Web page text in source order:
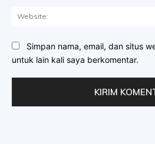
Simpan nama, email, dan situs
untuk lain kali saya berkomentar.